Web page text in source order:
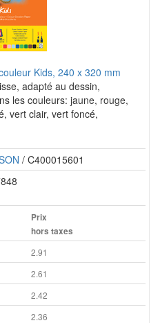
Kids, 240 x 320 mm
adapté au dessin,
les couleurs: jaune, rouge,
vert clair, vert foncé,
/ C400015601
Prix
hors taxes
2.91
2.61
2.42
2.36